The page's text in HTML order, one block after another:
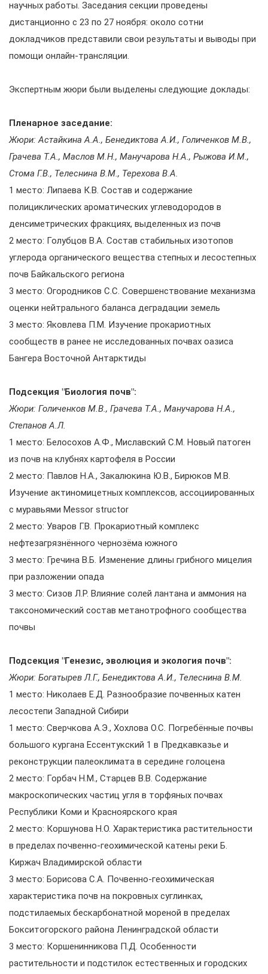
научных работы. Заседания секции проведены
дистанционно с 23 по 27 ноября: около сотни
докладчиков представили свои результаты и выводы при
помощи онлайн-трансляции.
Экспертным жюри были выделены следующие доклады:
Пленарное заседание:
Жюри: Астайкина А.А., Бенедиктова А.И., Голиченков М.В.,
Грачева Т.А., Маслов М.Н., Манучарова Н.А., Рыжова И.М.,
Стома Г.В., Телеснина В.М., Терехова В.А.
1 место: Липаева К.В. Состав и содержание
полициклических ароматических углеводородов в
денсиметрических фракциях, выделенных из почв
2 место: Голубцов В.А. Состав стабильных изотопов
углерода органического вещества степных и лесостепных
почв Байкальского региона
3 место: Огородников С.С. Совершенствование механизма
оценки нейтрального баланса деградации земель
3 место: Яковлева П.М. Изучение прокариотных
сообществ в ранее не исследованных почвах оазиса
Бангера Восточной Антарктиды
Подсекция "Биология почв":
Жюри: Голиченков М.В., Грачева Т.А., Манучарова Н.А.,
Степанов А.Л.
1 место: Белосохов А.Ф., Миславский С.М. Новый патоген
из почв на клубнях картофеля в России
2 место: Павлов Н.А., Закалюкина Ю.В., Бирюков М.В.
Изучение актиномицетных комплексов, ассоциированных
с муравьями Messor structor
2 место: Уваров Г.В. Прокариотный комплекс
нефтезагрязнённого чернозёма южного
3 место: Гречина В.Б. Изменение длины грибного мицелия
при разложении опада
3 место: Сизов Л.Р. Влияние солей лантана и аммония на
таксономический состав метанотрофного сообщества
почвы
Подсекция "Генезис, эволюция и экология почв":
Жюри: Богатырев Л.Г., Бенедиктова А.И., Телеснина В.М.
1 место: Николаев Е.Д. Разнообразие почвенных катен
лесостепи Западной Сибири
1 место: Сверчкова А.Э., Хохлова О.С. Погребённые почвы
большого кургана Ессентукский 1 в Предкавказье и
реконструкции палеоклимата в середине голоцена
2 место: Горбач Н.М., Старцев В.В. Содержание
макроскопических частиц угля в торфяных почвах
Республики Коми и Красноярского края
2 место: Коршунова Н.О. Характеристика растительности
в пределах почвенно-геохимической катены реки Б.
Киржач Владимирской области
3 место: Борисова С.А. Почвенно-геохимическая
характеристика почв на покровных суглинках,
подстилаемых бескарбонатной мореной в пределах
Бокситогорского района Ленинградской области
3 место: Коршенинникова П.Д. Особенности
растительности и подстилок естественных и городских